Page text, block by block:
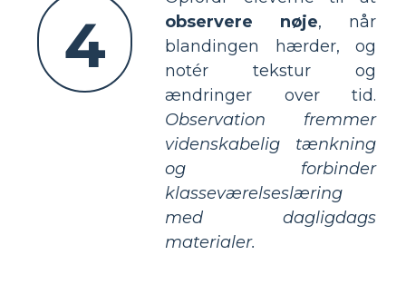
4
observere nøje, når
blandingen hærder, og
notér tekstur og
ændringer over tid.
Observation fremmer
videnskabelig tænkning
og forbinder
klasseværelseslæring
med dagligdags
materialer.